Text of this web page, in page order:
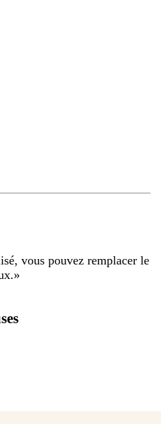
vous pouvez remplacer le
»